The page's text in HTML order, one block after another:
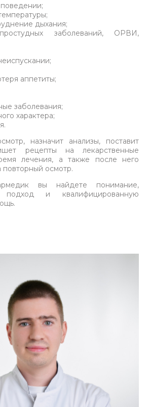
дыхания;
заболеваний, ОРВИ,
аппетиты;
заболевания;
характера;
назначит анализы, поставит
рецепты на лекарственные
лечения, а также после него
повторный осмотр.
вы найдете понимание,
подход и квалифицированную